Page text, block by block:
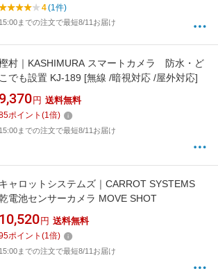
4(1件)
15:00までの注文で最短8/11お届け
村｜KASHIMURA スマートカメラ 防水・ど
こでも設置 KJ-189 [無線 /暗視対応 /屋外対応]
9,370 円 送料無料
ポイント (1倍)
15:00までの注文で最短8/11お届け
キャロットシステムズ｜CARROT SYSTEMS
電池センサーカメラ MOVE SHOT
10,520 円 送料無料
ポイント (1倍)
15:00までの注文で最短8/11お届け